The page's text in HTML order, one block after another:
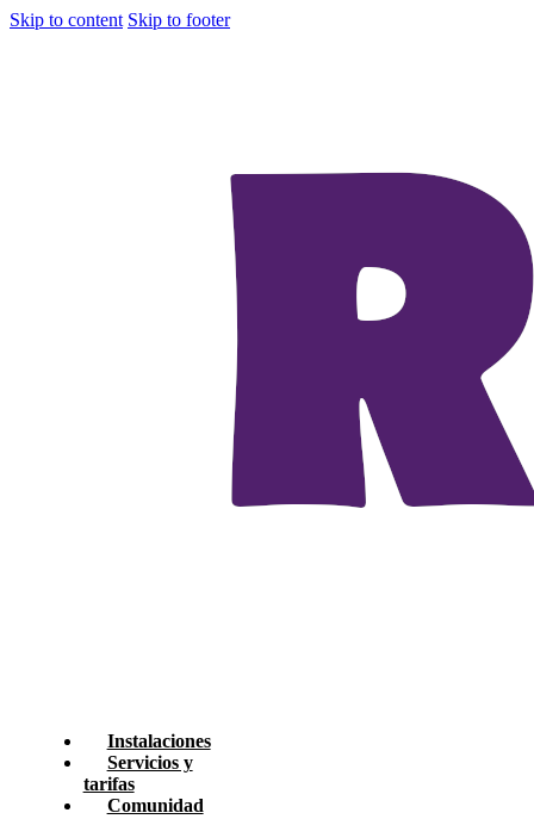
Skip to content Skip to footer
Instalaciones
Servicios y
tarifas
Comunidad